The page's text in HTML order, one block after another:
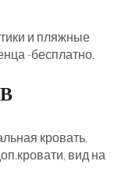
и пляжные
-бесплатно.
кровать,
вид на